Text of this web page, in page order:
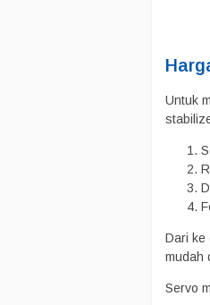
Untuk
Dari ke
mudah
Servo